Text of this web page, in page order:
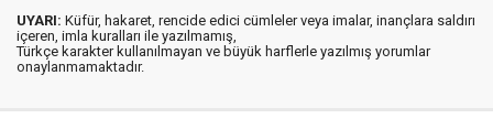
UYARI: Küfür, hakaret, rencide edici cümleler veya imalar, inançlara saldırı
içeren, imla kuralları ile yazılmamış,
Türkçe karakter kullanılmayan ve büyük harflerle yazılmış yorumlar
onaylanmamaktadır.